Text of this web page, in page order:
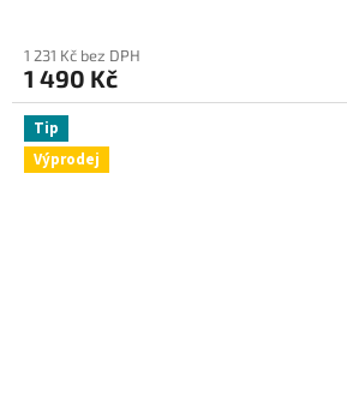
1 231 Kč bez DPH
1 490 Kč
Tip
Výprodej